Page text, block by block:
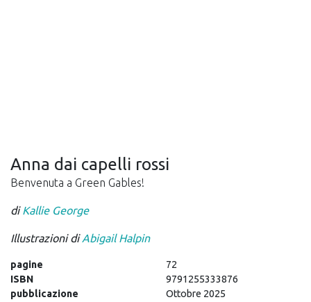
Anna dai capelli rossi
Benvenuta a Green Gables!
diKallie George
Illustrazioni diAbigail Halpin
pagine
72
ISBN
9791255333876
pubblicazione
Ottobre 2025